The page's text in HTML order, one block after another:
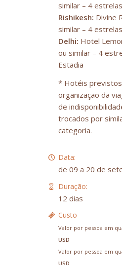
similar – 4 estrelas
Rishikesh: Divine
similar – 4 estrelas
Delhi: Hotel
ou similar – 4
Estadia
* Hotéis
organização da
de
trocados por
categoria.
Data:
de 09 a 20 de
Duração:
12 dias
Custo
Valor por pessoa em
USD
Valor por pessoa em
USD